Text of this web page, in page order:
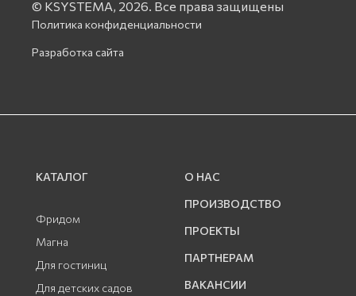
© KSYSTEMA, 2026. Все права защищены
Политика конфиденциальности
Разработка сайта
КАТАЛОГ
Фридом
Магна
Для гостиниц
Для детских садов
О НАС
ПРОИЗВОДСТВО
ПРОЕКТЫ
ПАРТНЕРАМ
ВАКАНСИИ